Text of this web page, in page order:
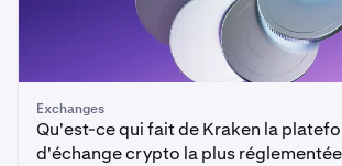
Exchanges
Qu'est-ce qui fait de Kraken la
d'échange crypto la plus